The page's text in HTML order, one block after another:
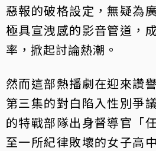
惡報的破格設定，無疑為
極具宣洩感的影音管道，
率，掀起討論熱潮。
然而這部熱播劇在迎來讚
第三集的對白陷入性別爭
的特戰部隊出身督導官「
至一所紀律敗壞的女子高